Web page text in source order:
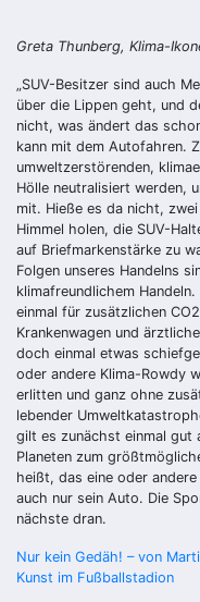
Greta Thunberg, Klima-
„SUV-Besitzer sind auch
über die Lippen geht, und
nicht, was ändert das
kann mit dem Autofahren.
umweltzerstörenden,
Hölle neutralisiert werden,
mit. Hieße es da nicht,
Himmel holen, die SUV-
auf Briefmarkenstärke zu
Folgen unseres Handelns
klimafreundlichem
einmal für zusätzlichen
Krankenwagen und
doch einmal etwas
oder andere Klima-Rowdy
erlitten und ganz ohne
lebender
gilt es zunächst einmal gut
Planeten zum
heißt, das eine oder
auch nur sein Auto. Die
nächste dran.
Nur kein Gedäh! – von
Kunst im Fußballstadion